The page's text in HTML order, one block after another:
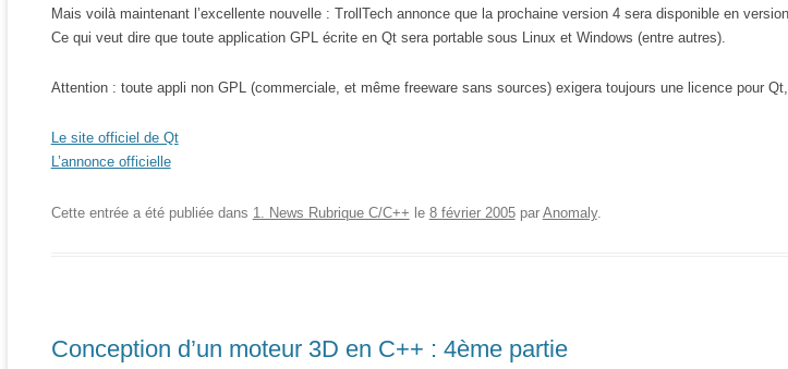
RETURN
END
Mais voilà maintenant l’excellente nouvelle : TrollTech annonce que la prochaine version 4 sera disponible en
Ce qui veut dire que toute application GPL écrite en Qt sera portable sous Linux et Windows (entre autres).
Attention : toute appli non GPL (commerciale, et même freeware sans sources) exigera toujours une licence pour
Le site officiel de Qt
L’annonce officielle
Cette entrée a été publiée dans 1. News Rubrique C/C++ le 8 février 2005 par Anomaly.
Conception d’un moteur 3D en C++ : 4ème partie